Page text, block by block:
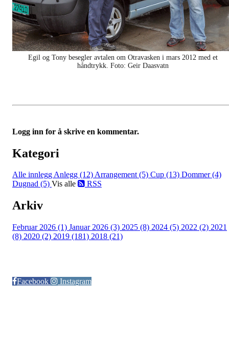
Egil og Tony besegler avtalen om Otravasken i mars 2012 med et
håndtrykk. Foto: Geir Daasvatn
Logg inn for å skrive en kommentar.
Kategori
Alle innleggAnlegg (12)Arrangement (5) Cup (13) Dommer (4)
Dugnad (5) Vis alle RSS
Arkiv
Februar 2026 (1) Januar 2026 (3) 2025 (8) 2024 (5) 2022 (2) 2021
(8) 2020 (2) 2019 (181) 2018 (21)
Facebook
Instagram